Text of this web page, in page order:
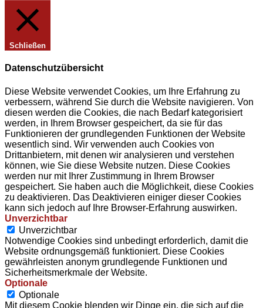
Schließen
Datenschutzübersicht
Diese Website verwendet Cookies, um Ihre Erfahrung zu
verbessern, während Sie durch die Website navigieren. Von
diesen werden die Cookies, die nach Bedarf kategorisiert
werden, in Ihrem Browser gespeichert, da sie für das
Funktionieren der grundlegenden Funktionen der Website
wesentlich sind. Wir verwenden auch Cookies von
Drittanbietern, mit denen wir analysieren und verstehen
können, wie Sie diese Website nutzen. Diese Cookies
werden nur mit Ihrer Zustimmung in Ihrem Browser
gespeichert. Sie haben auch die Möglichkeit, diese Cookies
zu deaktivieren. Das Deaktivieren einiger dieser Cookies
kann sich jedoch auf Ihre Browser-Erfahrung auswirken.
Unverzichtbar
Unverzichtbar
Notwendige Cookies sind unbedingt erforderlich, damit die
Website ordnungsgemäß funktioniert. Diese Cookies
gewährleisten anonym grundlegende Funktionen und
Sicherheitsmerkmale der Website.
Optionale
Optionale
Mit diesem Cookie blenden wir Dinge ein, die sich auf die